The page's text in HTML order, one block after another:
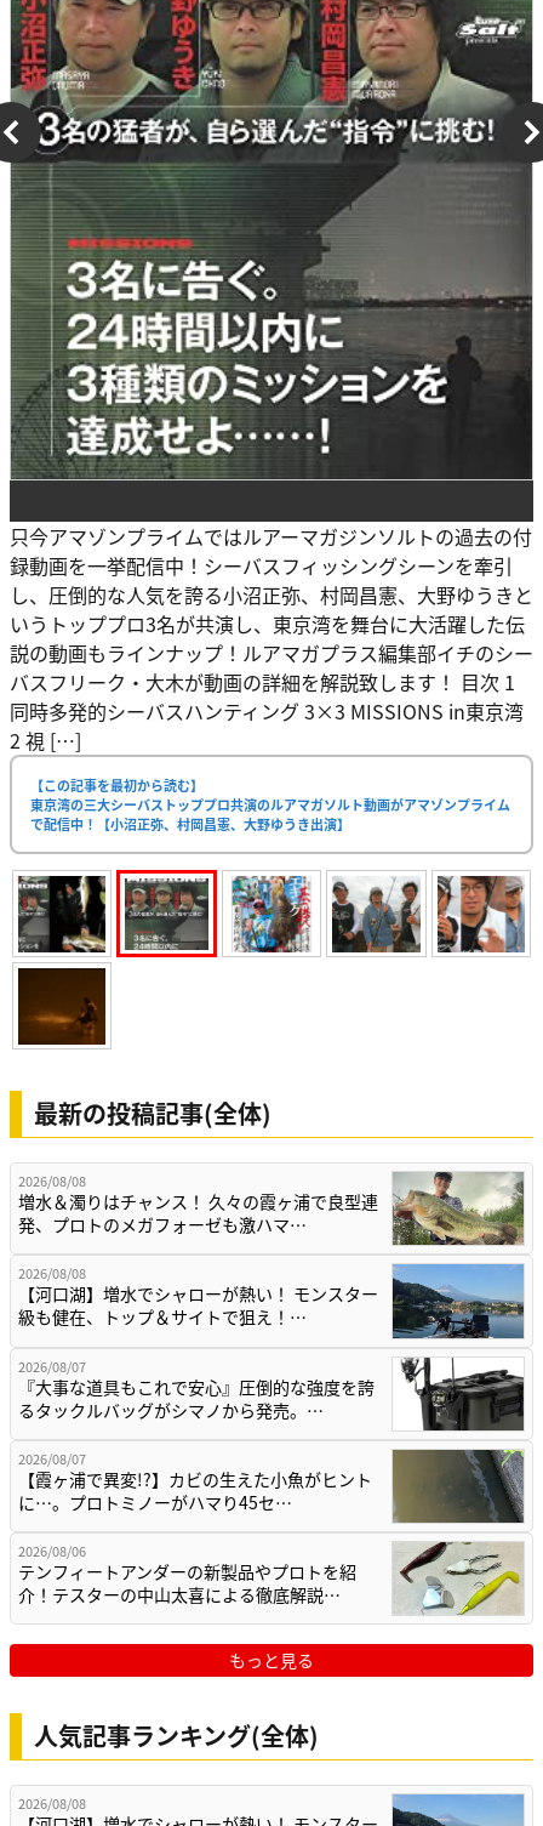
只今アマゾンプライムではルアーマガジンソルトの過去の付
録動画を一挙配信中！シーバスフィッシングシーンを牽引
し、圧倒的な人気を誇る小沼正弥、村岡昌憲、大野ゆうきと
いうトッププロ3名が共演し、東京湾を舞台に大活躍した伝
説の動画もラインナップ！ルアマガプラス編集部イチのシー
バスフリーク・大木が動画の詳細を解説致します！ 目次 1
同時多発的シーバスハンティング 3×3 MISSIONS in東京湾
2 視 […]
【この記事を最初から読む】
東京湾の三大シーバストッププロ共演のルアマガソルト動画がアマゾンプライム
で配信中！【小沼正弥、村岡昌憲、大野ゆうき出演】
最新の投稿記事(全体)
2026/08/08
増水＆濁りはチャンス！ 久々の霞ヶ浦で良型連
発、プロトのメガフォーゼも激ハマ…
2026/08/08
【河口湖】増水でシャローが熱い！ モンスター
級も健在、トップ＆サイトで狙え！…
2026/08/07
『大事な道具もこれで安心』圧倒的な強度を誇
るタックルバッグがシマノから発売。…
2026/08/07
【霞ヶ浦で異変!?】カビの生えた小魚がヒント
に…。プロトミノーがハマり45セ…
2026/08/06
テンフィートアンダーの新製品やプロトを紹
介！テスターの中山太喜による徹底解説…
もっと見る
人気記事ランキング(全体)
2026/08/08